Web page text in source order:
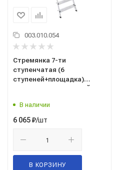
003.010.054
Стремянка 7-ти
ступенчатая (6
ступеней+площадка)
51298946-2009
В наличии
6 065₽/шт
В КОРЗИНУ